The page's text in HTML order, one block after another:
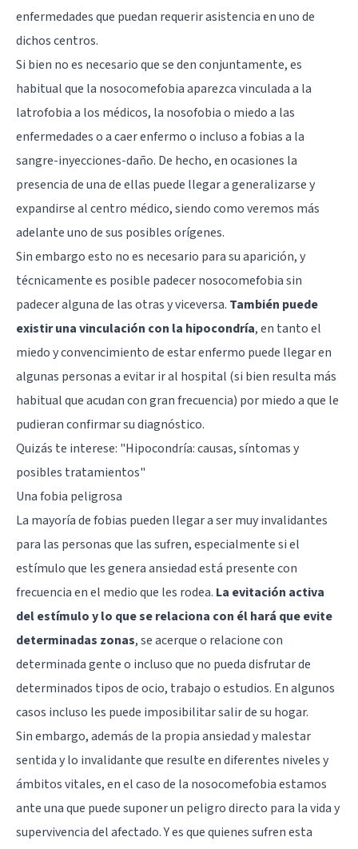
enfermedades que puedan requerir asistencia en uno de
dichos centros.
Si bien no es necesario que se den conjuntamente, es
habitual que la nosocomefobia aparezca vinculada a la
latrofobia a los médicos, la nosofobia o miedo a las
enfermedades o a caer enfermo o incluso a fobias a la
sangre-inyecciones-daño. De hecho, en ocasiones la
presencia de una de ellas puede llegar a generalizarse y
expandirse al centro médico, siendo como veremos más
adelante uno de sus posibles orígenes.
Sin embargo esto no es necesario para su aparición, y
técnicamente es posible padecer nosocomefobia sin
padecer alguna de las otras y viceversa. También puede
existir una vinculación con la hipocondría, en tanto el
miedo y convencimiento de estar enfermo puede llegar en
algunas personas a evitar ir al hospital (si bien resulta más
habitual que acudan con gran frecuencia) por miedo a que le
pudieran confirmar su diagnóstico.
Quizás te interese: "Hipocondría: causas, síntomas y
posibles tratamientos"
Una fobia peligrosa
La mayoría de fobias pueden llegar a ser muy invalidantes
para las personas que las sufren, especialmente si el
estímulo que les genera ansiedad está presente con
frecuencia en el medio que les rodea. La evitación activa
del estímulo y lo que se relaciona con él hará que evite
determinadas zonas, se acerque o relacione con
determinada gente o incluso que no pueda disfrutar de
determinados tipos de ocio, trabajo o estudios. En algunos
casos incluso les puede imposibilitar salir de su hogar.
Sin embargo, además de la propia ansiedad y malestar
sentida y lo invalidante que resulte en diferentes niveles y
ámbitos vitales, en el caso de la nosocomefobia estamos
ante una que puede suponer un peligro directo para la vida y
supervivencia del afectado. Y es que quienes sufren esta